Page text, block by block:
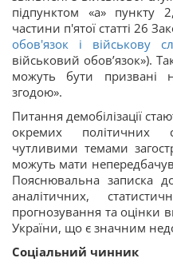
підпунктом «а» пункту
частини п'ятої статті 26
обов'язок і військову
військовий обов’язок»).
можуть бути призвані
згодою».
Питання демобілізації
окремих політичних
чутливими темами
можуть мати
Пояснювальна записка
аналітичних,
прогнозування та
України, що є значним
Соціальний чинник